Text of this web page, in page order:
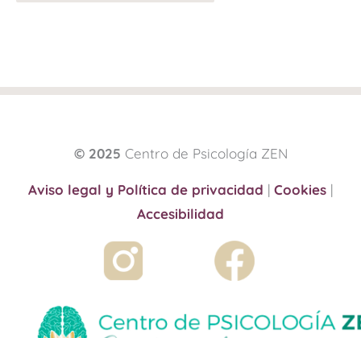
© 2025 Centro de Psicología ZEN
Aviso legal y Política de privacidad | Cookies |
Accesibilidad